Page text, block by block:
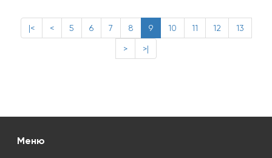
|< < 5 6 7 8 9 10 11 12 13
> >|
Меню